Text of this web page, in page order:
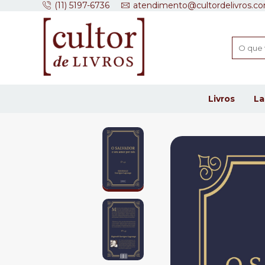
(11) 5197-6736
Livros